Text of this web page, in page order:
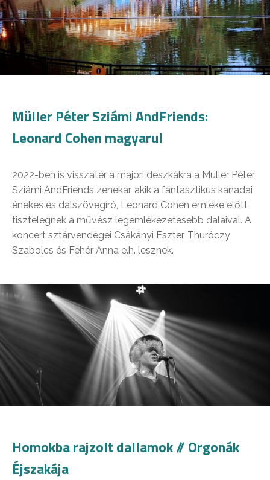
Müller Péter Sziámi AndFriends:
Leonard Cohen magyarul
2022-ben is visszatér a majori deszkákra a Müller Péter
Sziámi AndFriends zenekar, akik a fantasztikus kanadai
énekes és dalszövegíró, Leonard Cohen emléke előtt
tisztelegnek a művész legemlékezetesebb dalaival. A
koncert sztárvendégei Csákányi Eszter, Thuróczy
Szabolcs és Fehér Anna e.h. lesznek.
Homokba rajzolt dallamok // Orgonák
Éjszakája